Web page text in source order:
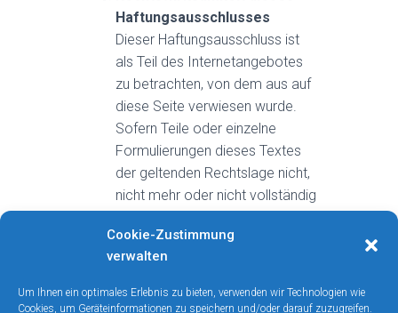
Cookie-Zustimmung
verwalten
Um Ihnen ein optimales Erlebnis zu bieten, verwenden wir Technologien wie
Cookies, um Geräteinformationen zu speichern und/oder darauf zuzugreifen.
Haftungsausschlusses
Dieser Haftungsausschluss ist
als Teil des Internetangebotes
zu betrachten, von dem aus auf
diese Seite verwiesen wurde.
Sofern Teile oder einzelne
Formulierungen dieses Textes
der geltenden Rechtslage nicht,
nicht mehr oder nicht vollständig
übrigen Teile des Dokumentes in
ihrem Inhalt und ihrer Gültigkeit
davon unberührt.